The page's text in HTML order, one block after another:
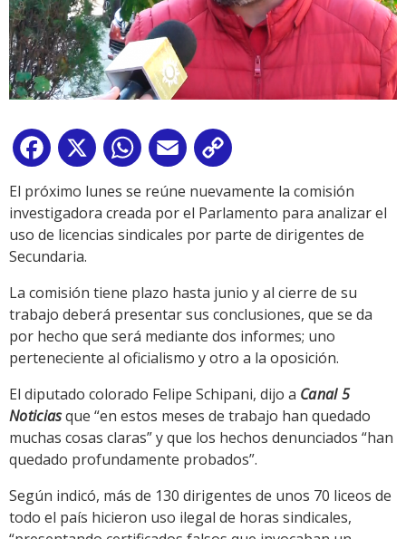
Facebook
X WhatsApp
Email
Link
El próximo lunes se reúne nuevamente la comisión
investigadora creada por el Parlamento para analizar el
uso de licencias sindicales por parte de dirigentes de
Secundaria.
La comisión tiene plazo hasta junio y al cierre de su
trabajo deberá presentar sus conclusiones, que se da
por hecho que será mediante dos informes; uno
perteneciente al oficialismo y otro a la oposición.
El diputado colorado Felipe Schipani, dijo a Canal 5
Noticiasque “en estos meses de trabajo han quedado
muchas cosas claras” y que los hechos denunciados “han
quedado profundamente probados”.
Según indicó, más de 130 dirigentes de unos 70 liceos de
todo el país hicieron uso ilegal de horas sindicales,